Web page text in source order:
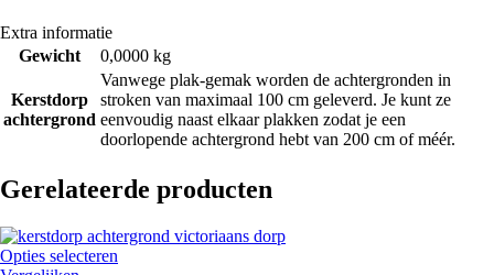
Extra informatie
Gewicht
0,0000 kg
Kerstdorp
achtergrond
Vanwege plak-gemak worden de achtergronden in
stroken van maximaal 100 cm geleverd. Je kunt ze
eenvoudig naast elkaar plakken zodat je een
doorlopende achtergrond hebt van 200 cm of méér.
Gerelateerde producten
Opties selecteren